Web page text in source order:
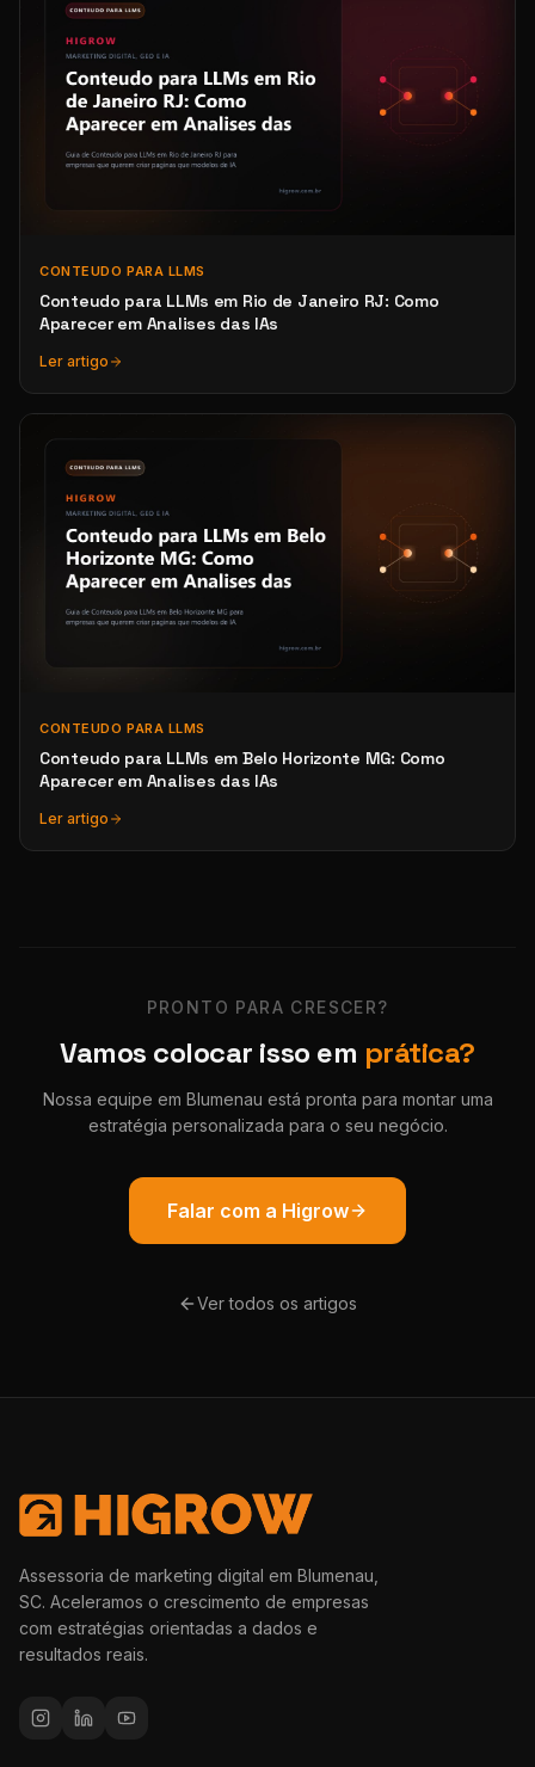
CONTEUDO PARA LLMS
Conteudo para LLMs em Rio de Janeiro RJ: Como
Aparecer em Analises das IAs
Ler artigo
CONTEUDO PARA LLMS
Conteudo para LLMs em Belo Horizonte MG: Como
Aparecer em Analises das IAs
Ler artigo
PRONTO PARA CRESCER?
Vamos colocar isso em prática?
Nossa equipe em Blumenau está pronta para montar uma
estratégia personalizada para o seu negócio.
Falar com a Higrow
Ver todos os artigos
Assessoria de marketing digital em Blumenau,
SC. Aceleramos o crescimento de empresas
com estratégias orientadas a dados e
resultados reais.